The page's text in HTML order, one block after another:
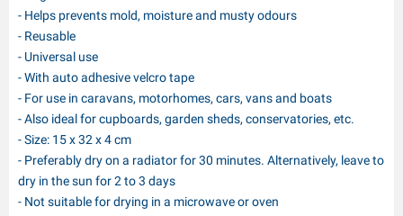
- Helps prevents mold, moisture and musty odours
- Reusable
- Universal use
- With auto adhesive velcro tape
- For use in caravans, motorhomes, cars, vans and boats
- Also ideal for cupboards, garden sheds, conservatories, etc.
- Size: 15 x 32 x 4 cm
- Preferably dry on a radiator for 30 minutes. Alternatively, leave to
dry in the sun for 2 to 3 days
- Not suitable for drying in a microwave or oven